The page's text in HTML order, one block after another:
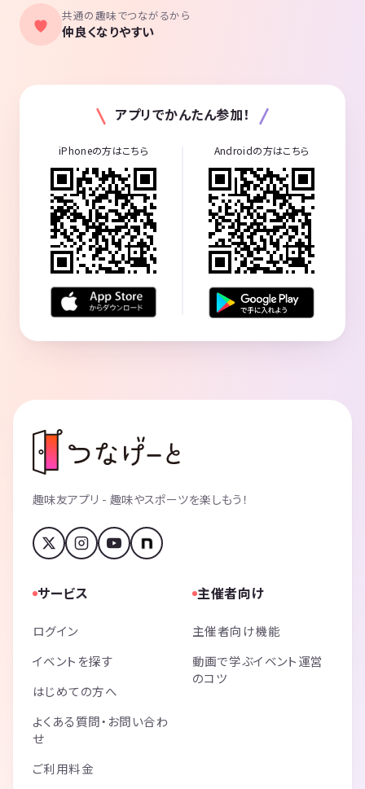
共通の趣味でつながるから
仲良くなりやすい
アプリでかんたん参加！
iPhoneの方はこちら Androidの方はこちら
趣味友アプリ - 趣味やスポーツを楽しもう！
サービス
ログイン
イベントを探す
はじめての方へ
よくある質問・お問い合わ
せ
ご利用料金
主催者向け
主催者向け機能
動画で学ぶイベント運営
のコツ